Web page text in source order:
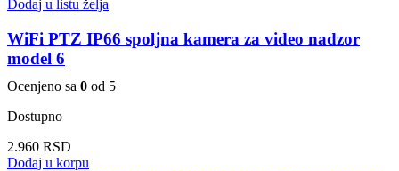
Dodaj u listu želja
WiFi PTZ IP66 spoljna kamera za video nadzor
model 6
Ocenjeno sa 0 od 5
Dostupno
2.960 RSD
Dodaj u korpu